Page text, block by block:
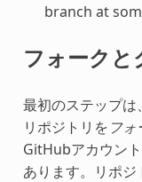
branch at
フォークと
最初のステップ
リポジトリを フ
GitHubアカウン
あります。リポ